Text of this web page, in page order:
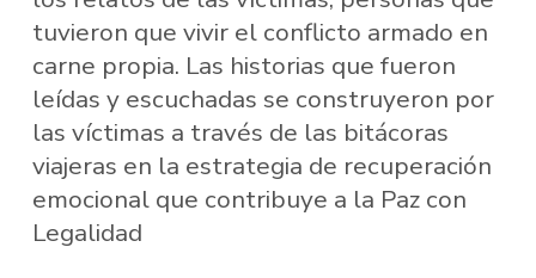
tuvieron que vivir el conflicto armado en
carne propia. Las historias que fueron
leídas y escuchadas se construyeron por
las víctimas a través de las bitácoras
viajeras en la estrategia de recuperación
emocional que contribuye a la Paz con
Legalidad